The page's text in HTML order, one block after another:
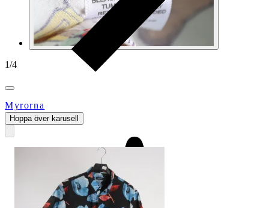
1/4
Myrorna
Hoppa över karusell